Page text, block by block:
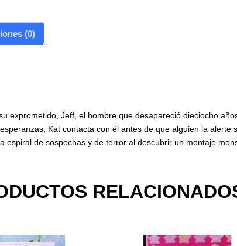
(0)
exprometido, Jeff, el hombre que desapareció dieciocho
Kat contacta con él antes de que alguien la alerte
de sospechas y de terror al descubrir un montaje